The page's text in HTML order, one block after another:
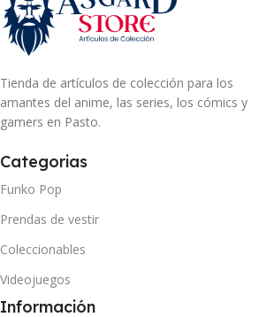
Tienda de artículos de colección para los
amantes del anime, las series, los cómics y
gamers en Pasto.
Categorias
Funko Pop
Prendas de vestir
Coleccionables
Videojuegos
Información